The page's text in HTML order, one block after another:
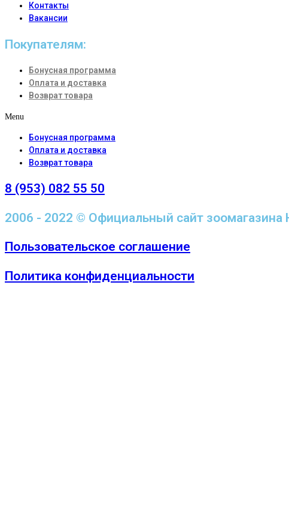
Контакты
Вакансии
Покупателям:
Бонусная программа
Оплата и доставка
Возврат товара
Menu
Бонусная программа
Оплата и доставка
Возврат товара
8 (953) 082 55 50
2006 - 2022 © Официальный сайт зоомагазина
Пользовательское соглашение
Политика конфиденциальности